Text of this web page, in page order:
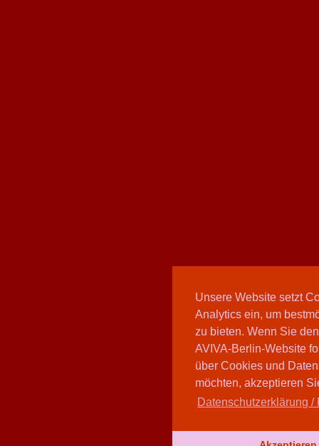
Unsere Website setzt
Analytics ein, um
zu bieten. Wenn Sie
AVIVA-Berlin-Website
über Cookies und
möchten, akzeptieren
Datenschutzerklärung /